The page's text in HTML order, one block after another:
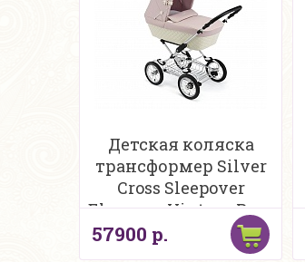
Детская коляска
трансформер Silver
Cross Sleepover
Elegance Vintage Rose
57900 р.